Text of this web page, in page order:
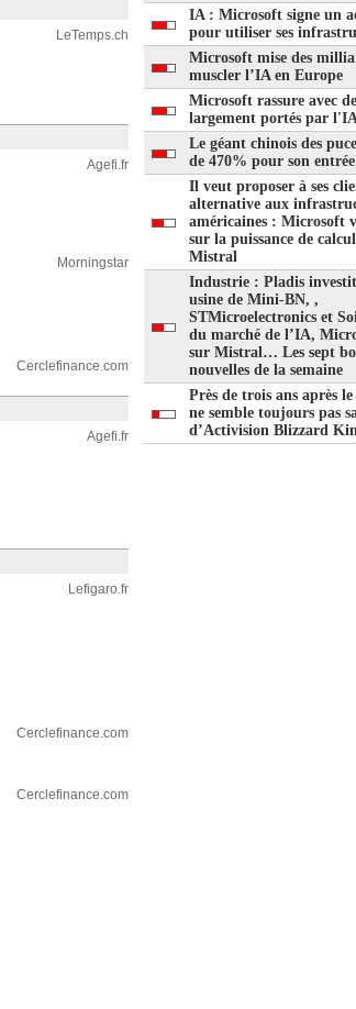
LeTemps.ch
Agefi.fr
Morningstar
Cerclefinance.com
Agefi.fr
Lefigaro.fr
Cerclefinance.com
Cerclefinance.com
IA : Microsoft signe un
pour utiliser ses
Microsoft mise des
muscler l’IA en Europe
Microsoft rassure avec
largement portés par
Le géant chinois des
de 470% pour son
Il veut proposer à ses
alternative aux
américaines : Microsoft
sur la puissance de
Mistral
Industrie : Pladis
usine de Mini-BN, ,
STMicroelectronics et
du marché de l’IA,
sur Mistral… Les sept
nouvelles de la semaine
Près de trois ans après
ne semble toujours pas
d’Activision Blizzard